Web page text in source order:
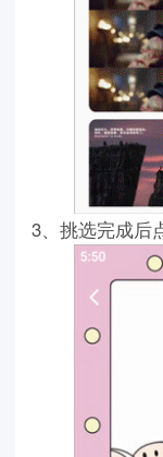
3、挑选完成后